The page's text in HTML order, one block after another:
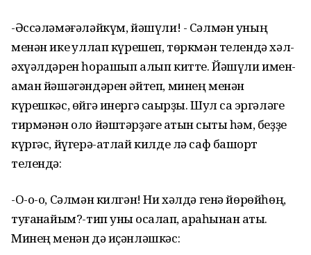
-Әссәләмәғәләйкүм, йәшүли! - Сәлмән уның
менән ике ҡуллап күрешеп, төркмән телендә хәл-
әхүәлдәрен һорашып алып китте. Йәшүли имен-
аман йәшәгәндәрен әйтеп, минең менән
күрешкәс, өйгә инергә саҡырҙы. Шул саҡ эргәләге
тирмәнән оло йәштәрҙәге ҡатын сыҡты һәм, беҙҙе
күргәс, йүгерә-атлай килде лә саф башҡорт
телендә:
-О-о-о, Сәлмән килгән! Ни хәлдә генә йөрөйһөң,
туғанҡайым?-тип уны ҡосаҡлап, арҡаһынан ҡаҡты.
Минең менән дә иҫәнләшкәс: